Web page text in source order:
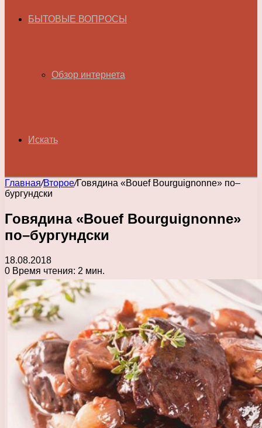
БЫТОВЫЕ ВОПРОСЫ
Обзор интернета
Искать
Главная/Второе/Говядина «Bouef Bourguignonne» по–
бургундски
Говядина «Bouef Bourguignonne»
по–бургундски
18.08.2018
0 Время чтения: 2 мин.